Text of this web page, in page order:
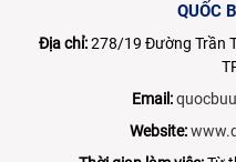
QUỐC
Địa chỉ:278/19 Đường Trần
Email:
Website: